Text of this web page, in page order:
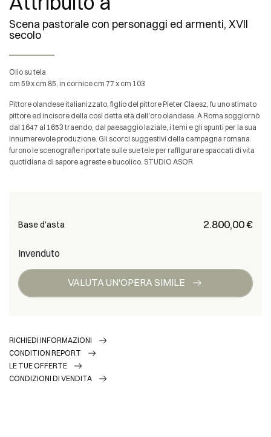
Scena pastorale con personaggi ed armenti, XVII
secolo
olio su tela
cm 59 x cm 85, in cornice cm 77 x cm 103
Pittore olandese italianizzato, figlio del pittore Pieter Claesz, fu uno stimato
pittore ed incisore della così detta età dell'oro olandese. A Roma soggiornò
dal 1647 al 1653 traendo, dal paesaggio laziale, i temi e gli spunti per la sua
innumerevole produzione. Gli scorci suggestivi della campagna romana
furono le scenografie riportate sulle sue tele per raffigurare spaccati di vita
quotidiana di sapore agreste e bucolico. STUDIO ASOR
€ 2.800,00
Base d'asta
Invenduto
VALUTA UN'OPERA SIMILE
RICHIEDI INFORMAZIONI
CONDITION REPORT
LE TUE OFFERTE
CONDIZIONI DI VENDITA